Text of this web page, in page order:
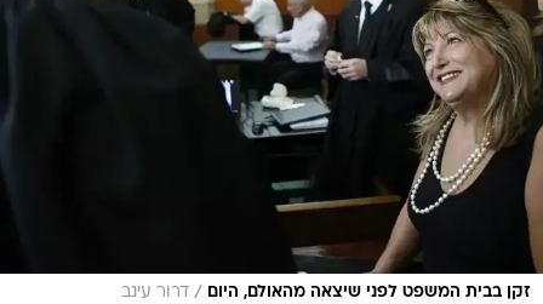
זקן בבית המשפט לפני שיצאה מהאולם, היום / דרור עינב